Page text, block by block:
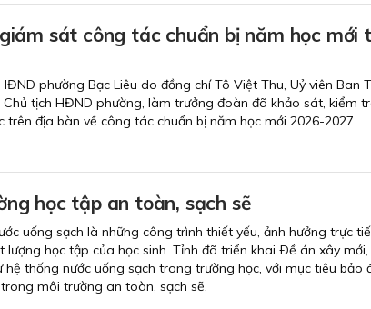
sát công tác chuẩn bị năm học mới
phường Bạc Liêu do đồng chí Tô Việt Thu, Uỷ viên Ban
Chủ tịch HĐND phường, làm trưởng đoàn đã khảo sát, kiểm
trên địa bàn về công tác chuẩn bị năm học mới 2026-2027.
học tập an toàn, sạch sẽ
uống sạch là những công trình thiết yếu, ảnh hưởng trực
lượng học tập của học sinh. Tỉnh đã triển khai Ðề án xây
hệ thống nước uống sạch trong trường học, với mục tiêu bảo
môi trường an toàn, sạch sẽ.